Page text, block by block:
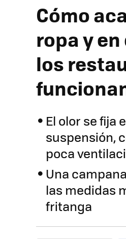
Cómo
ropa y
los
El olor se fija
suspensión,
poca
Una
las medidas
fritanga